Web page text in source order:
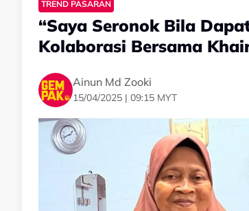
TREND PASARAN
“Saya Seronok Bila
Kolaborasi Bersama
Ainun Md Zooki
15/04/2025 | 09:15 MYT